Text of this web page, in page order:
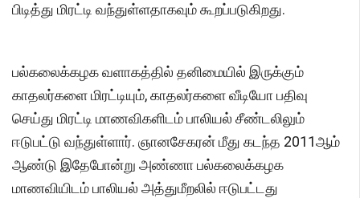
பிடித்து மிரட்டி வந்துள்ளதாகவும் கூறப்படுகிறது.
பல்கலைக்கழக வளாகத்தில் தனிமையில் இருக்கும்
காதலர்களை மிரட்டியும், காதலர்களை வீடியோ பதிவு
செய்து மிரட்டி மாணவிகளிடம் பாலியல் சீண்டலிலும்
ஈடுபட்டு வந்துள்ளார். ஞானசேகரன் மீது கடந்த 2011ஆம்
ஆண்டு இதேபோன்று அண்ணா பல்கலைக்கழக
மாணவியிடம் பாலியல் அத்துமீறலில் ஈடுபட்டது